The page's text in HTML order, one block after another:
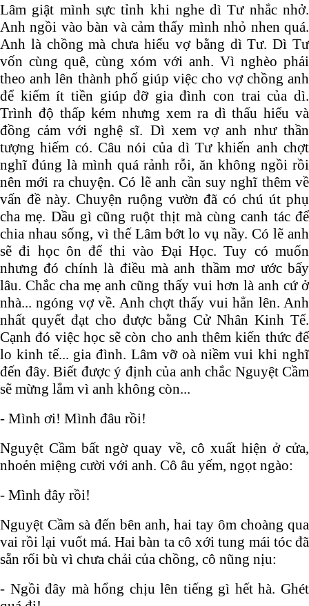
Lâm giật mình sực tỉnh khi nghe dì Tư nhắc nhở.
Anh ngồi vào bàn và cảm thấy mình nhỏ nhen quá.
Anh là chồng mà chưa hiểu vợ bằng dì Tư. Dì Tư
vốn cùng quê, cùng xóm với anh. Vì nghèo phải
theo anh lên thành phố giúp việc cho vợ chồng anh
để kiếm ít tiền giúp đỡ gia đình con trai của dì.
Trình độ thấp kém nhưng xem ra dì thấu hiểu và
đồng cảm với nghệ sĩ. Dì xem vợ anh như thần
tượng hiếm có. Câu nói của dì Tư khiến anh chợt
nghĩ đúng là mình quá rảnh rỗi, ăn không ngồi rồi
nên mới ra chuyện. Có lẽ anh cần suy nghĩ thêm về
vấn đề này. Chuyện ruộng vườn đã có chú út phụ
cha mẹ. Dầu gì cũng ruột thịt mà cùng canh tác để
chia nhau sống, vì thế Lâm bớt lo vụ nầy. Có lẽ anh
sẽ đi học ôn để thi vào Đại Học. Tuy có muốn
nhưng đó chính là điều mà anh thầm mơ ước bấy
lâu. Chắc cha mẹ anh cũng thấy vui hơn là anh cứ ở
nhà... ngóng vợ về. Anh chợt thấy vui hẳn lên. Anh
nhất quyết đạt cho được bằng Cử Nhân Kinh Tế.
Cạnh đó việc học sẽ còn cho anh thêm kiến thức để
lo kinh tế... gia đình. Lâm vỡ oà niềm vui khi nghĩ
đến đây. Biết được ý định của anh chắc Nguyệt Cầm
sẽ mừng lắm vì anh không còn...
- Mình ơi! Mình đâu rồi!
Nguyệt Cầm bất ngờ quay về, cô xuất hiện ở cửa,
nhoẻn miệng cười với anh. Cô âu yếm, ngọt ngào:
- Mình đây rồi!
Nguyệt Cầm sà đến bên anh, hai tay ôm choàng qua
vai rồi lại vuốt má. Hai bàn ta cô xới tung mái tóc đã
sẵn rối bù vì chưa chải của chồng, cô nũng nịu:
- Ngồi đây mà hổng chịu lên tiếng gì hết hà. Ghét